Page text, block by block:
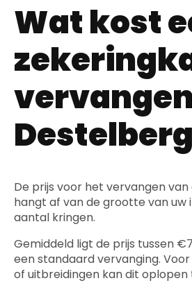
Wat kost
De prijs voor het vervangen van
hangt af van de grootte van uw
aantal kringen.
Gemiddeld ligt de prijs tussen
een standaard vervanging.
of uitbreidingen kan dit